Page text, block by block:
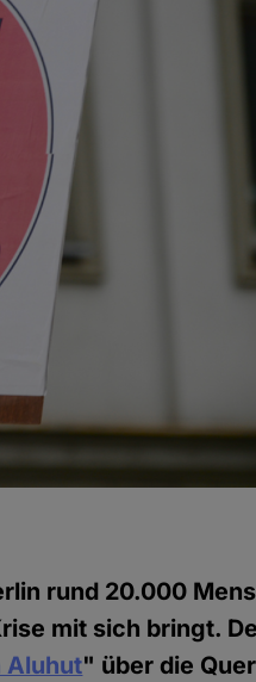
rund 20.000
mit sich bringt.
Aluhut" über die